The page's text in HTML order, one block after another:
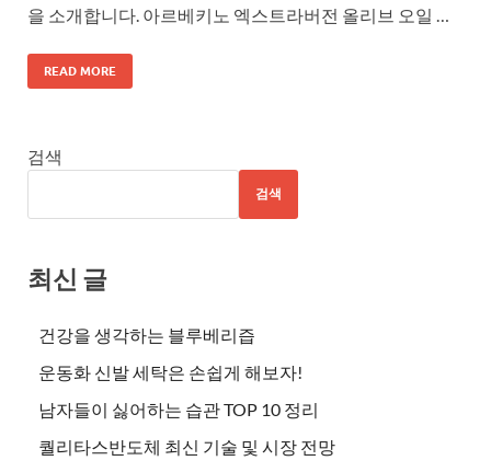
을 소개합니다. 아르베키노 엑스트라버전 올리브 오일 …
READ MORE
검색
검색
최신 글
건강을 생각하는 블루베리즙
운동화 신발 세탁은 손쉽게 해보자!
남자들이 싫어하는 습관 TOP 10 정리
퀄리타스반도체 최신 기술 및 시장 전망